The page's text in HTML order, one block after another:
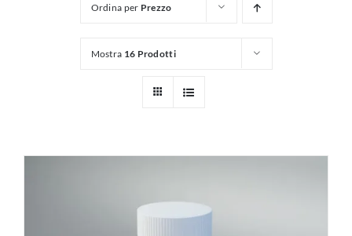
Ordina per Prezzo
Mostra 16 Prodotti